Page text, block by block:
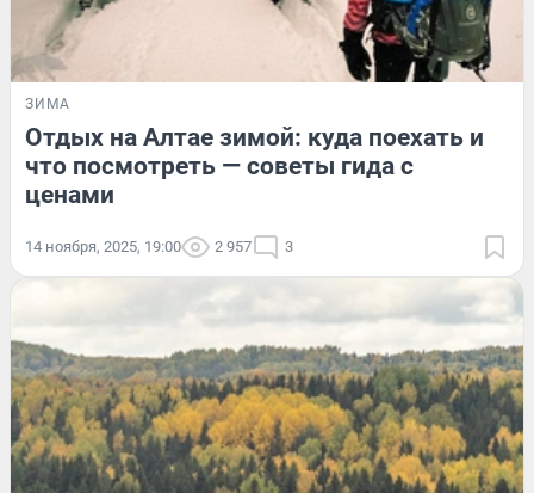
ЗИМА
Отдых на Алтае зимой: куда поехать и
что посмотреть — советы гида с
ценами
14 ноября, 2025, 19:00 2 957 3